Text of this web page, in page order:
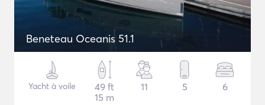
Beneteau Oceanis 51.1
Yacht à voile
49 ft
15 m
11 5 6